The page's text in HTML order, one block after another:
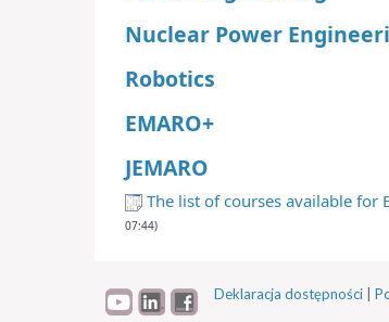
Nuclear Power
Robotics
EMARO+
JEMARO
The list of courses available for
07:44)
Deklaracja dostępności |